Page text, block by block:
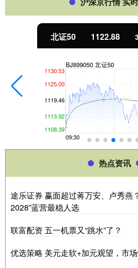
北证50 1122.88
热点资讯
途乐证券 赢面超过蒋万安、卢秀燕
2028”蓝营最稳人选
联富配资 五一机票又“跳水”了？
优选策略 美元走软+加元观望，市